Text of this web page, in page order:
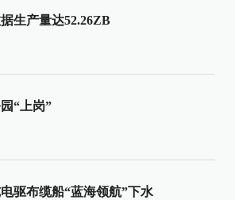
生产量达52.26ZB
“上岗”
驱布缆船“蓝海领航”下水